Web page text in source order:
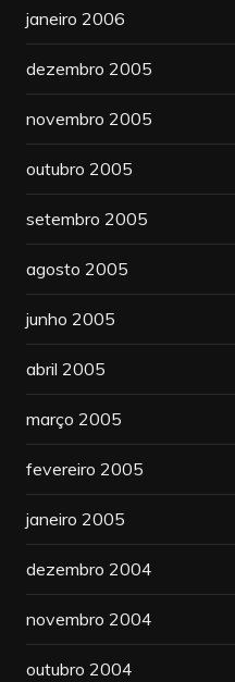
janeiro 2006
dezembro 2005
novembro 2005
outubro 2005
setembro 2005
agosto 2005
junho 2005
abril 2005
março 2005
fevereiro 2005
janeiro 2005
dezembro 2004
novembro 2004
outubro 2004